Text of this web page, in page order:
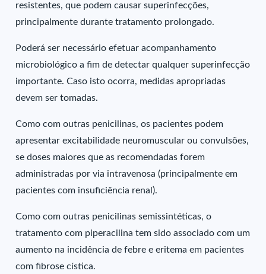
resistentes, que podem causar superinfecções,
principalmente durante tratamento prolongado.
Poderá ser necessário efetuar acompanhamento
microbiológico a fim de detectar qualquer superinfecção
importante. Caso isto ocorra, medidas apropriadas
devem ser tomadas.
Como com outras penicilinas, os pacientes podem
apresentar excitabilidade neuromuscular ou convulsões,
se doses maiores que as recomendadas forem
administradas por via intravenosa (principalmente em
pacientes com insuficiência renal).
Como com outras penicilinas semissintéticas, o
tratamento com piperacilina tem sido associado com um
aumento na incidência de febre e eritema em pacientes
com fibrose cística.